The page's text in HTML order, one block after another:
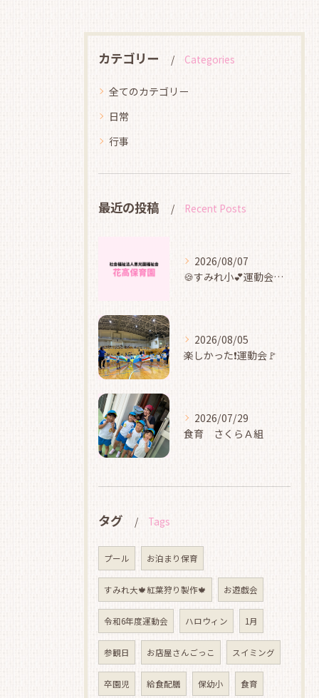
カテゴリー Categories
全てのカテゴリー
日常
行事
最近の投稿 Recent Posts
2026/08/07
🍪すみれ小💕運動会ごっこ遊び🍬
2026/08/05
楽しかった❗運動会🚩
2026/07/29
食育 さくらＡ組
タグ Tags
プール お泊まり保育
すみれ大🍁紅葉狩り製作🍁 お遊戯会
令和6年度運動会 ハロウィン 1月
参観日 お店屋さんごっこ スイミング
卒園児 給食配膳 保幼小 食育